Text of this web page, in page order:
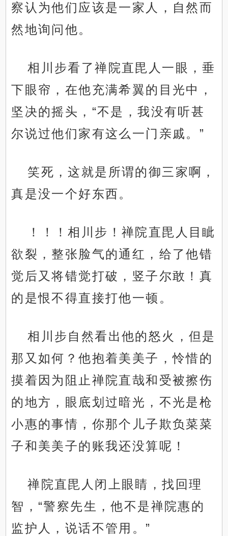
察认为他们应该是一家人，自然而
然地询问他。
相川步看了禅院直毘人一眼，垂
下眼帘，在他充满希翼的目光中，
坚决的摇头，“不是，我没有听甚
尔说过他们家有这么一门亲戚。”
笑死，这就是所谓的御三家啊，
真是没一个好东西。
！！！相川步！禅院直毘人目眦
欲裂，整张脸气的通红，给了他错
觉后又将错觉打破，竖子尔敢！真
的是恨不得直接打他一顿。
相川步自然看出他的怒火，但是
那又如何？他抱着美美子，怜惜的
摸着因为阻止禅院直哉和受被擦伤
的地方，眼底划过暗光，不光是枪
小惠的事情，你那个儿子欺负菜菜
子和美美子的账我还没算呢！
禅院直毘人闭上眼睛，找回理
智，“警察先生，他不是禅院惠的
监护人，说话不管用。”